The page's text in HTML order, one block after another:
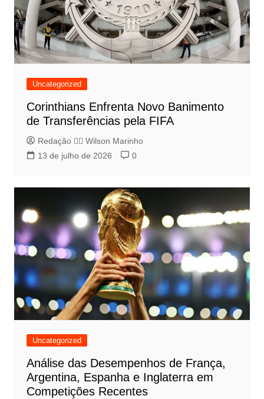
Uncategorized
Corinthians Enfrenta Novo Banimento
de Transferências pela FIFA
Redação 👨‍⚖️​ Wilson Marinho
13 de julho de 2026
0
Uncategorized
Análise das Desempenhos de França,
Argentina, Espanha e Inglaterra em
Competições Recentes